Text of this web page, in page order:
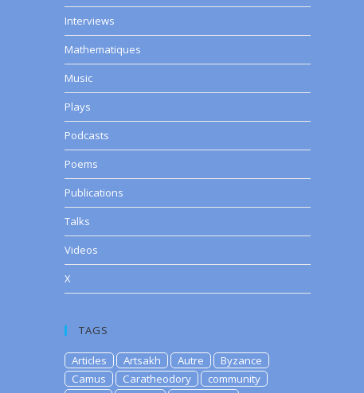
Interviews
Mathematiques
Music
Plays
Podcasts
Poems
Publications
Talks
Videos
X
TAGS
Articles Artsakh Autre
Byzance
Camus
Caratheodory
community